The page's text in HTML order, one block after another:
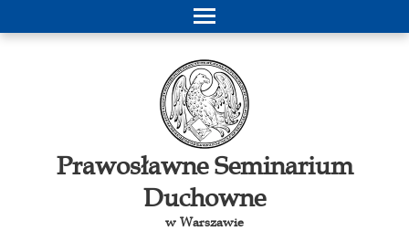
Prawosławne Seminarium
Duchowne
w Warszawie